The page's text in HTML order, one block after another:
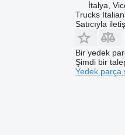
İtalya,
Trucks
Satıcıyla
Bir yedek
Şimdi bir
Yedek parça